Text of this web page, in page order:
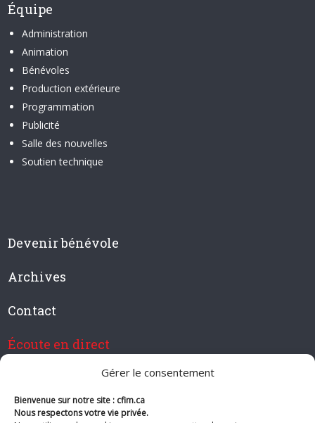
Gérer le consentement
Bienvenue sur notre site : cfim.ca
Nous respectons votre vie privée.
Équipe
Administration
Animation
Bénévoles
Production extérieure
Programmation
Publicité
Salle des nouvelles
Soutien technique
Devenir bénévole
Archives
Contact
Écoute en direct
Devenir membre de CFIM